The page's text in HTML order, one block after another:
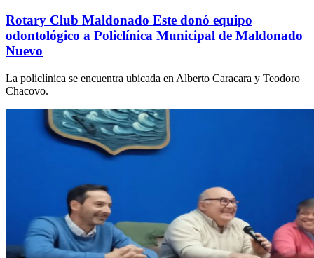
Rotary Club Maldonado Este donó equipo
odontológico a Policlínica Municipal de Maldonado
Nuevo
La policlínica se encuentra ubicada en Alberto Caracara y Teodoro
Chacovo.